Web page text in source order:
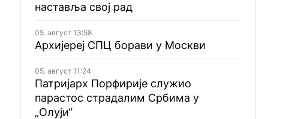
наставља свој рад
05. август 13:58
Архијереј СПЦ борави у Москви
05. август 11:24
Патријарх Порфирије служио
парастос страдалим Србима у
„Олуји“